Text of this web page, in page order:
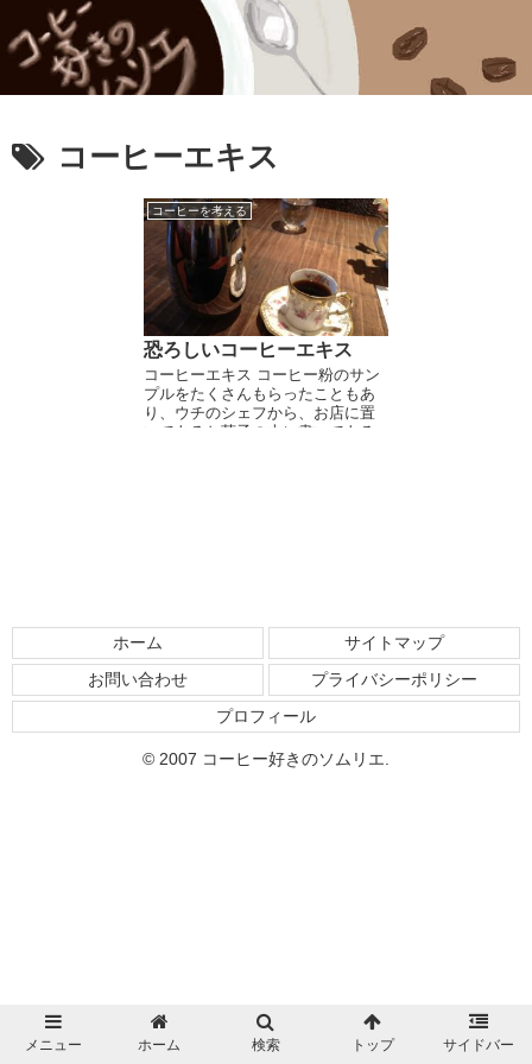
コーヒーエキス
コーヒーを考える
恐ろしいコーヒーエキス
コーヒーエキス コーヒー粉のサン
プルをたくさんもらったこともあ
り、ウチのシェフから、お店に置
いてあるお菓子の本に書いてある
ホーム
サイトマップ
お問い合わせ
プライバシーポリシー
プロフィール
© 2007 コーヒー好きのソムリエ.
メニュー ホーム 検索 トップ サイドバー